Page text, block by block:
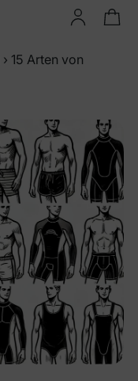
› 15 Arten von